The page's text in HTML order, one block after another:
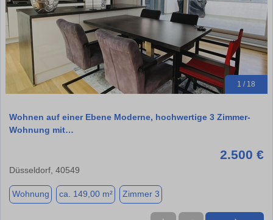
1 / 18
Wohnen auf einer Ebene Moderne, hochwertige 3 Zimmer-
Wohnung mit…
2.500 €
Düsseldorf, 40549
Wohnung ca. 149,00 m² Zimmer 3